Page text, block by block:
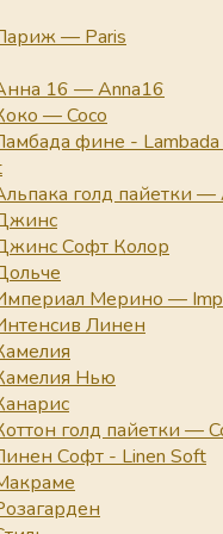
— Paris
16 — Anna16
— Coco
фине - Lambada
голд пайетки —
Софт Колор
Мерино —
Линен
Нью
голд пайетки —
Софт - Linen Soft